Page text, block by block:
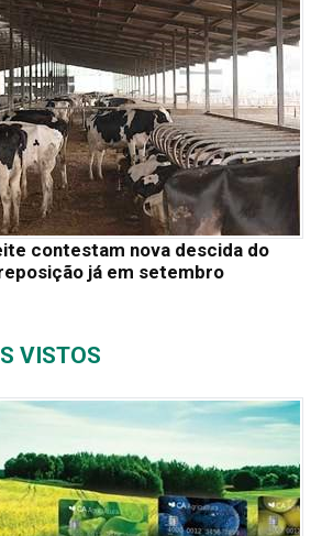
contestam nova descida do
já em setembro
VISTOS